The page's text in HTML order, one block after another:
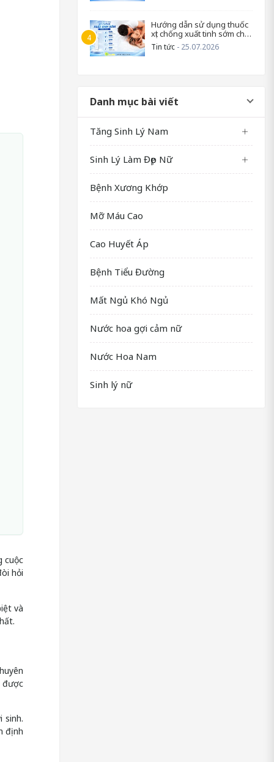
cuộc
hỏi
và
được
sinh.
định
Hướng dẫn sử dụng thuốc
xịt chống xuất tinh sớm cho
nam
Tin tức - 25.07.2026
Danh mục bài viết
Tăng Sinh Lý Nam
Sinh Lý Làm Đẹp Nữ
Bệnh Xương Khớp
Mỡ Máu Cao
Cao Huyết Áp
Bệnh Tiểu Đường
Mất Ngủ Khó Ngủ
Nước hoa gợi cảm nữ
Nước Hoa Nam
Sinh lý nữ